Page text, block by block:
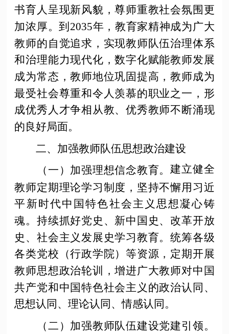
书育人呈现新风貌，尊师重教社会氛围更
加浓厚。到2035年，教育家精神成为广大
教师的自觉追求，实现教师队伍治理体系
和治理能力现代化，数字化赋能教师发展
成为常态，教师地位巩固提高，教师成为
最受社会尊重和令人羡慕的职业之一，形
成优秀人才争相从教、优秀教师不断涌现
的良好局面。
二、加强教师队伍思想政治建设
（一）加强理想信念教育。建立健全
教师定期理论学习制度，坚持不懈用习近
平新时代中国特色社会主义思想凝心铸
魂。持续抓好党史、新中国史、改革开放
史、社会主义发展史学习教育。统筹各级
各类党校（行政学院）等资源，定期开展
教师思想政治轮训，增进广大教师对中国
共产党和中国特色社会主义的政治认同、
思想认同、理论认同、情感认同。
（二）加强教师队伍建设党建引领。